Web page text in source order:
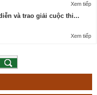
Xem tiếp
và trao giải cuộc thi...
Xem tiếp